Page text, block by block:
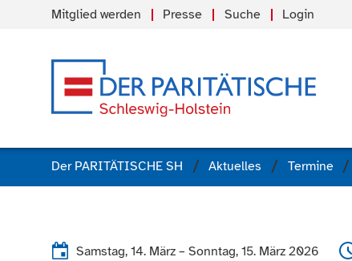
Mitglied werden Presse Suche Login
Der PARITÄTISCHE SH Aktuelles Termine
Samstag, 14. März –Sonntag, 15. März 2026